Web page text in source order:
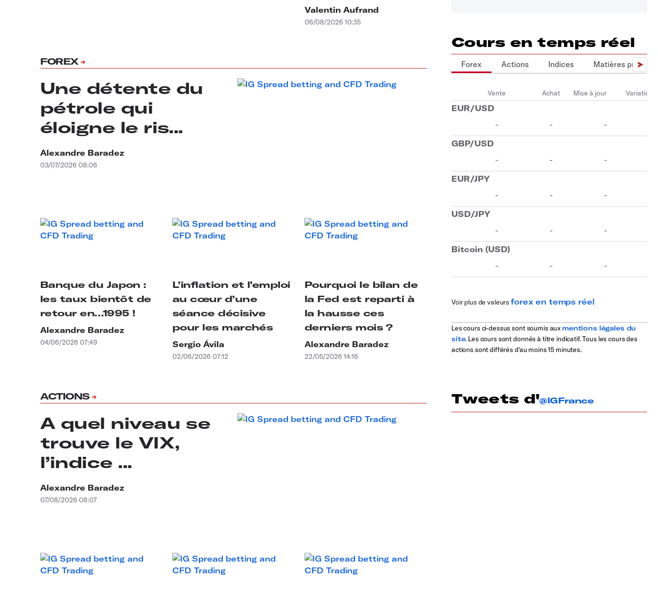
Valentin Aufrand
06/08/2026 10:35
FOREX
Une détente du
pétrole qui
éloigne le ris...
Alexandre Baradez
03/07/2026 08:06
Banque du Japon :
les taux bientôt de
retour en…1995 !
Alexandre Baradez
04/06/2026 07:49
L’inflation et l’emploi
au cœur d’une
séance décisive
pour les marchés
Sergio Ávila
02/06/2026 07:12
Pourquoi le bilan de
la Fed est reparti à
la hausse ces
derniers mois ?
Alexandre Baradez
22/05/2026 14:16
ACTIONS
A quel niveau se
trouve le VIX,
l’indice ...
Alexandre Baradez
07/08/2026 08:07
Cours en temps réel
Forex Actions Indices Matières
Voir plus de valeursforex en temps réel
Les cours ci-dessus sont soumis aux mentions légales du
site. Les cours sont donnés à titre indicatif. Tous les cours des
actions sont différés d'au moins 15 minutes.
Tweets d'@IGFrance